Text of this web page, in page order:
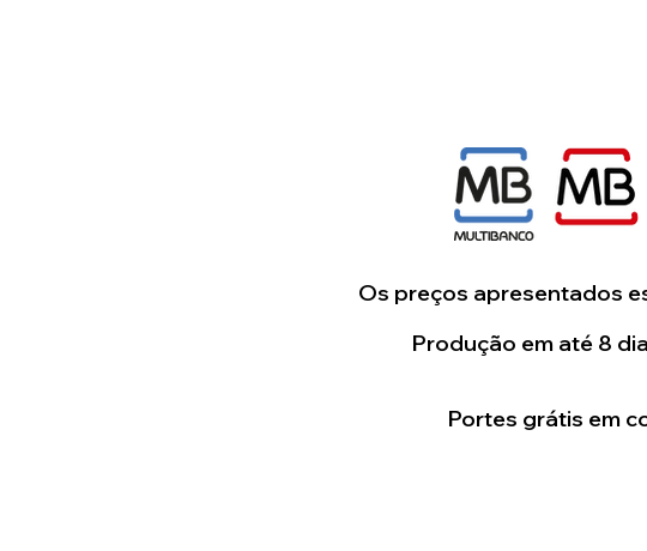
Os preços apresentados
Produção em até 8
Portes grátis em